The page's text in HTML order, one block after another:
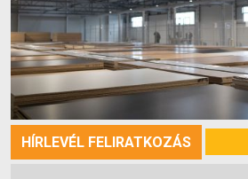
HÍRLEVÉL FELIRATKOZÁS